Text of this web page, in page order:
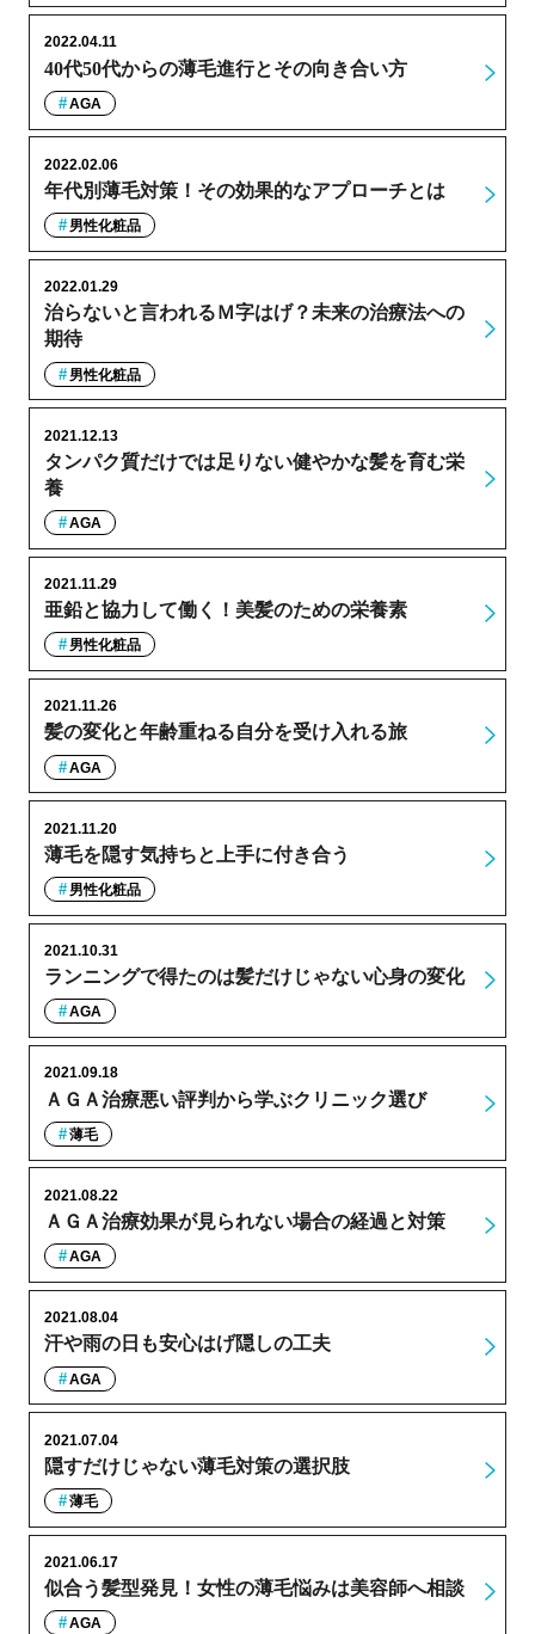
40代50代からの薄毛進行とその向き合い方
2022.04.11
AGA
年代別薄毛対策！その効果的なアプローチとは
2022.02.06
男性化粧品
治らないと言われるＭ字はげ？未来の治療法への
期待
2022.01.29
男性化粧品
タンパク質だけでは足りない健やかな髪を育む栄
養
2021.12.13
AGA
亜鉛と協力して働く！美髪のための栄養素
2021.11.29
男性化粧品
髪の変化と年齢重ねる自分を受け入れる旅
2021.11.26
AGA
薄毛を隠す気持ちと上手に付き合う
2021.11.20
男性化粧品
ランニングで得たのは髪だけじゃない心身の変化
2021.10.31
AGA
ＡＧＡ治療悪い評判から学ぶクリニック選び
2021.09.18
薄毛
ＡＧＡ治療効果が見られない場合の経過と対策
2021.08.22
AGA
汗や雨の日も安心はげ隠しの工夫
2021.08.04
AGA
隠すだけじゃない薄毛対策の選択肢
2021.07.04
薄毛
似合う髪型発見！女性の薄毛悩みは美容師へ相談
2021.06.17
AGA